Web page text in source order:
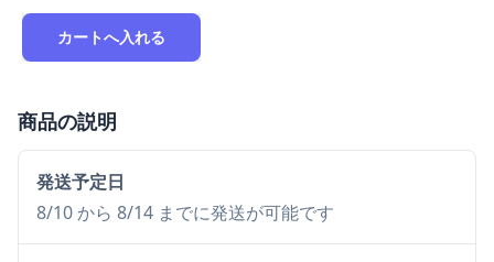
カートへ入れる
商品の説明
発送予定日
8/10 から 8/14 までに発送が可能です